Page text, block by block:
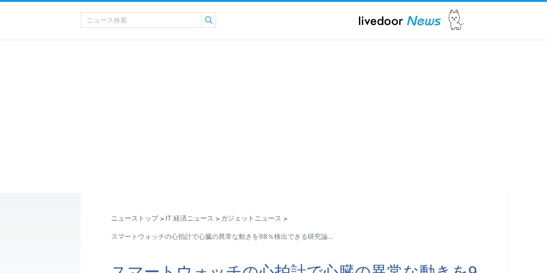
ニューストップ > IT 経済ニュース > ガジェットニュース >
スマートウォッチの心拍計で心臓の異常な動きを98％検出できる研究論…